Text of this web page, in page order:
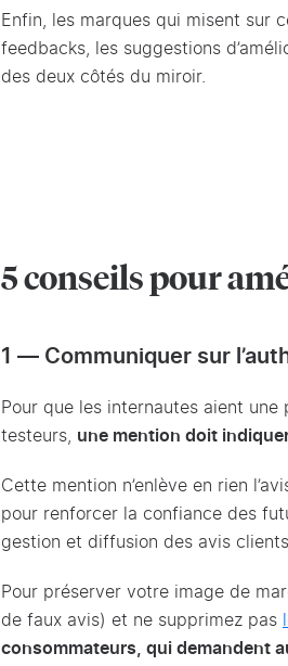
Enfin, les marques qui misent sur
feedbacks, les suggestions
des deux côtés du miroir.
5 conseils pour
1 — Communiquer sur
Pour que les internautes aient
testeurs, une mention doit
Cette mention n’enlève en rien
pour renforcer la confiance des
gestion et diffusion des avis
Pour préserver votre image de
de faux avis) et ne supprimez pas
consommateurs, qui demandent